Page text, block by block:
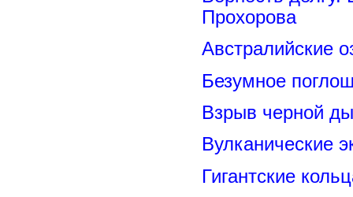
Прохорова
Австралийские
Безумное
Взрыв черной
Вулканические
Гигантские